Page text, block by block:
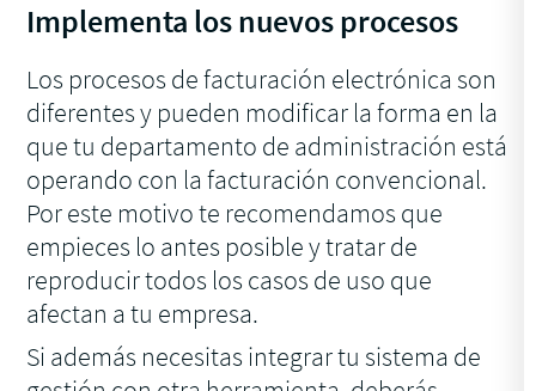
Implementa los nuevos procesos
Los procesos de facturación electrónica son
diferentes y pueden modificar la forma en la
que tu departamento de administración está
operando con la facturación convencional.
Por este motivo te recomendamos que
empieces lo antes posible y tratar de
reproducir todos los casos de uso que
afectan a tu empresa.
Si además necesitas integrar tu sistema de